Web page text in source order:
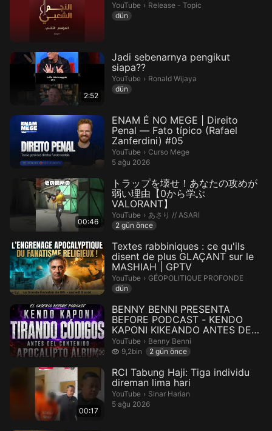
YouTube › Release - Topic.
Release - Topic
dün
2:52
Jadi sebenarnya pengikut
siapa??
YouTube › Ronald Wijaya.
Ronald Wijaya
dün
ENAM É NO MEGE | Direito
Penal — Fato típico (Rafael
Zanferdini) #05
YouTube › Curso Mege.
Curso Mege
5 ağu 2026
00:46
トラップを壊せ！あなたの攻めが
弱い理由【0から学ぶ
VALORANT】
YouTube › あさり // ASARI.
あさり // ASARI
2 gün önce
Textes rabbiniques : ce qu'ils
disent de plus GLAÇANT sur le
MASHIAH | GPTV
YouTube › GÉOPOLITIQUE PROFONDE.
GÉOPOLITIQUE PROFONDE
dün
BENNY BENNI PRESENTA
BEFORE PODCAST - KENDO
KAPONI KIKEANDO ANTES DEL
CONTENIDO APOCA...
YouTube › Benny Benni.
Benny Benni
9,2bin
9,2 bin izleme2 gün önce
00:17
RCI Tabung Haji: Tiga individu
direman lima hari
YouTube › Sinar Harian.
Sinar Harian
5 ağu 2026